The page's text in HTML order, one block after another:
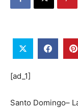
[ad_1]
Santo Domingo–